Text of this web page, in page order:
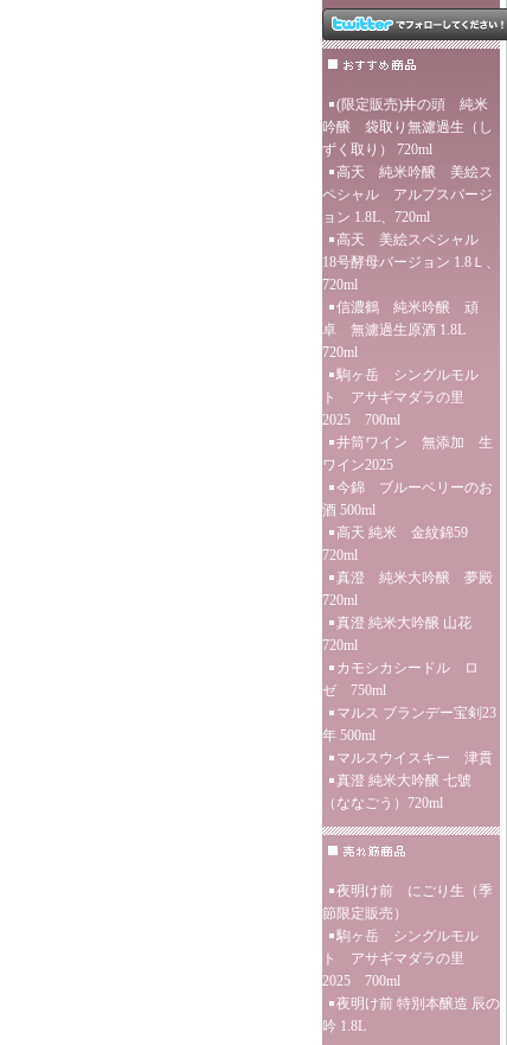
(限定販売)井の頭 純米
吟醸 袋取り無濾過生（し
ずく取り） 720ml
高天 純米吟醸 美絵ス
ペシャル アルプスバージ
ョン 1.8L、720ml
高天 美絵スペシャル
18号酵母バージョン 1.8Ｌ、
720ml
信濃鶴 純米吟醸 頑
卓 無濾過生原酒 1.8L
720ml
駒ヶ岳 シングルモル
ト アサギマダラの里
2025 700ml
井筒ワイン 無添加 生
ワイン2025
今錦 ブルーベリーのお
酒 500ml
高天 純米 金紋錦59
720ml
真澄 純米大吟醸 夢殿
720ml
真澄 純米大吟醸 山花
720ml
カモシカシードル ロ
ゼ 750ml
マルス ブランデー宝剣23
年 500ml
マルスウイスキー 津貫
真澄 純米大吟醸 七號
（ななごう）720ml
夜明け前 にごり生（季
節限定販売）
駒ヶ岳 シングルモル
ト アサギマダラの里
2025 700ml
夜明け前 特別本醸造 辰の
吟 1.8L